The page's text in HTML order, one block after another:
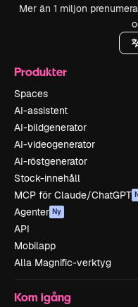
Mer än 1 miljon
Produkter
Spaces
AI-assistent
AI-bildgenerator
AI-videogenerator
AI-röstgenerator
Stock-innehåll
MCP för Claude/ChatGPT
Agenter Ny
API
Mobilapp
Alla Magnific-verktyg
Kom igång